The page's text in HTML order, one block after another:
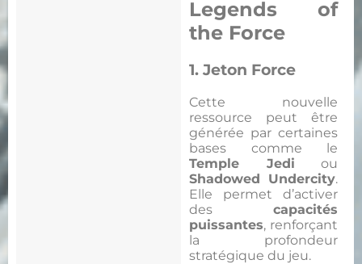
Legends of
the Force
1. Jeton Force
Cette nouvelle
ressource peut être
générée par certaines
bases comme le
Temple Jedi ou
Shadowed Undercity.
Elle permet d’activer
des capacités
puissantes, renforçant
la profondeur
stratégique du jeu.